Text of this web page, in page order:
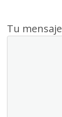
Tu mensaje